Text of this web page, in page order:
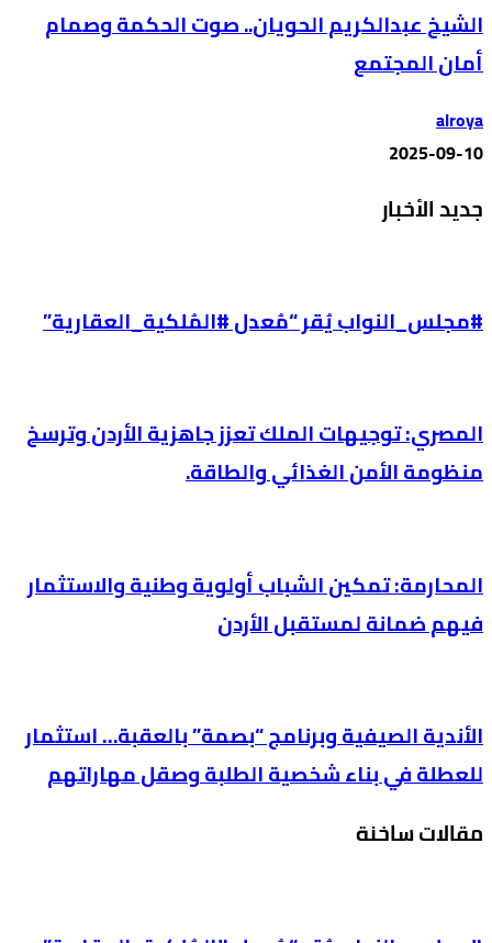
الشيخ عبدالكريم الحويان.. صوت الحكمة وصمام
أمان المجتمع
alroya
2025-09-10
جديد الأخبار
#مجلس_النواب يُقر “مُعدل #المُلكية_العقارية”
المصري: توجيهات الملك تعزز جاهزية الأردن وترسخ
منظومة الأمن الغذائي والطاقة.
المحارمة: تمكين الشباب أولوية وطنية والاستثمار
فيهم ضمانة لمستقبل الأردن
الأندية الصيفية وبرنامج “بصمة” بالعقبة… استثمار
للعطلة في بناء شخصية الطلبة وصقل مهاراتهم
مقالات ساخنة